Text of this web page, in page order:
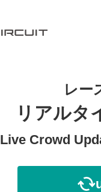
レー
リアルタ
Live Crowd